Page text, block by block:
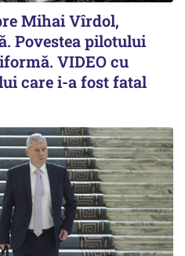
Mihai Vîrdol,
Povestea pilotului
VIDEO cu
care i-a fost fatal